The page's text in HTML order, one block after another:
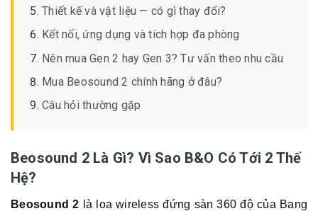
Thiết kế và vật liệu — có gì thay đổi?
Kết nối, ứng dụng và tích hợp đa phòng
Nên mua Gen 2 hay Gen 3? Tư vấn theo nhu cầu
Mua Beosound 2 chính hãng ở đâu?
Câu hỏi thường gặp
Beosound 2 Là Gì? Vì Sao B&O Có Tới 2 Thế
Hệ?
Beosound 2 là loa wireless đứng sàn 360 độ của Bang